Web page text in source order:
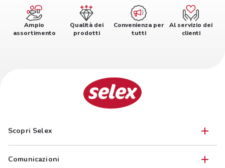
Ampio
assortimento
Qualità dei
prodotti
Convenienza per
tutti
Al servizio dei
clienti
Scopri Selex
Comunicazioni